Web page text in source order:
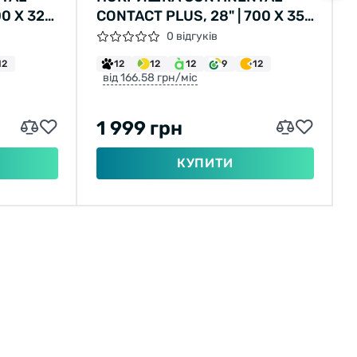
X 32C,
CONTACT PLUS, 28" | 700 X 35C
| 28 X 1 3/8 X 1 5/8, ЧОРНА, НЕ
СКЛАДНА, СВІТЛОВІДБИВНА
0 відгуків
12 12 12 9 12
від 166.58 грн/міс
1 999 грн
КУПИТИ